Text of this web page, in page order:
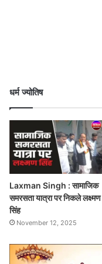
धर्म ज्योतिष
Laxman Singh : सामाजिक
समरसता यात्रा पर निकले लक्ष्मण
सिंह
November 12, 2025